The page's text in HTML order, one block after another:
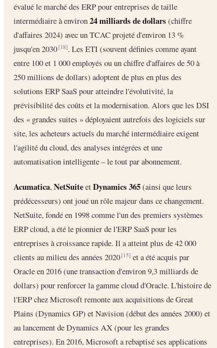
évalué le marché des ERP pour entreprises de taille
intermédiaire à environ24 milliards de dollars (chiffre
d'affaires 2024) avec un TCAC projeté d'environ 13 %
jusqu'en 2030[18]. Les ETI (souvent définies comme ayant
entre 100 et 1 000 employés ou un chiffre d'affaires de 50 à
250 millions de dollars) adoptent de plus en plus des
solutions ERP SaaS pour atteindre l'évolutivité, la
prévisibilité des coûts et la modernisation. Alors que les DSI
des « grandes suites » déployaient autrefois des logiciels sur
site, les acheteurs actuels du marché intermédiaire exigent
l'agilité du cloud, des analyses intégrées et une
automatisation intelligente – le tout par abonnement.
Acumatica,NetSuiteetDynamics 365(ainsi que leurs
prédécesseurs) ont joué un rôle majeur dans ce changement.
NetSuite, fondé en 1998 comme l'un des premiers systèmes
ERP cloud, a été le pionnier de l'ERP SaaS pour les
entreprises à croissance rapide. Il a atteint plus de 42 000
clients au milieu des années 2020[15] et a été acquis par
Oracle en 2016 (une transaction d'environ 9,3 milliards de
dollars) pour renforcer la gamme cloud d'Oracle. L'histoire de
l'ERP chez Microsoft remonte aux acquisitions de Great
Plains (Dynamics GP) et Navision (début des années 2000) et
au lancement de Dynamics AX (pour les grandes
entreprises). En 2016, Microsoft a rebaptisé ses applications